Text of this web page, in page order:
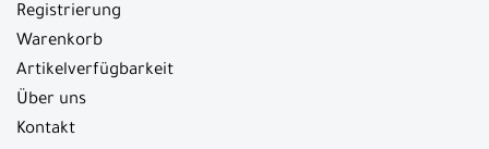
Registrierung
Warenkorb
Artikelverfügbarkeit
Über uns
Kontakt